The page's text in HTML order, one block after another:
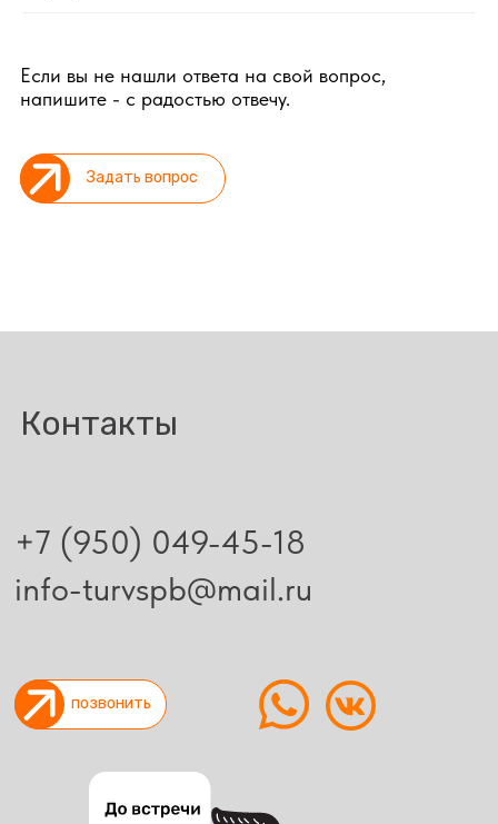
Задать вопрос
Если вы не нашли ответа на свой вопрос,
напишите - с радостью отвечу.
+7 (950) 049-45-18
info-turvspb@mail.ru
Контакты
позвонить